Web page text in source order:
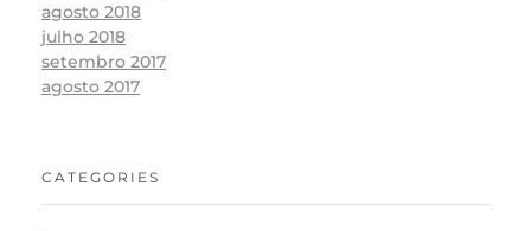
agosto 2018
julho 2018
setembro 2017
agosto 2017
CATEGORIES